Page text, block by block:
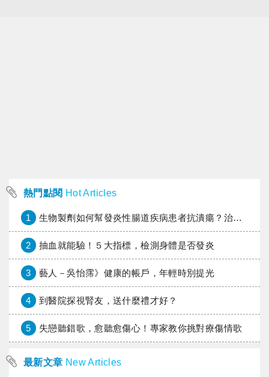
熱門點閱 Hot Articles
1 生物製劑如何幫發炎性腸道疾病患者抗潰瘍？治療進展與健保給付困境一次看
2 抽血就能驗！５大指標，檢測身體是否發炎
3 藝人－吳怡霈》健康的帳戶，年輕時別提光
4 到醫院探視腎友，送什麼禮才好？
5 失戀聽錯歌，愈聽愈傷心！專家教你挑對療傷情歌
最新文章 New Articles